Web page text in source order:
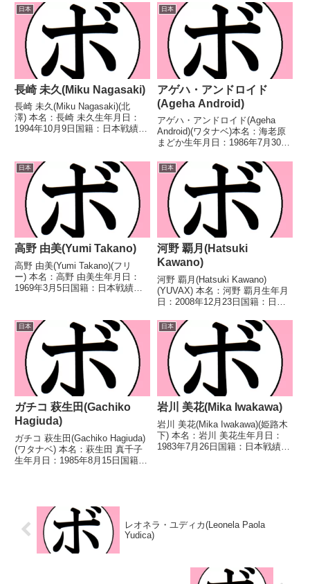
日本
長崎 未久(Miku Nagasaki)
長崎 未久(Miku Nagasaki)(北
澤) 本名：長崎 未久生年月日：
1994年10月9日国籍：日本戦績：
●4RTKO 中野 真由美(中野サイ
トウ)2022/12/...
日本
アゲハ・アンドロイド
(Ageha Android)
アゲハ・アンドロイド(Ageha
Android)(ワタナベ)本名：海老原
まどか生年月日：1986年7月30日
タイトル】なし【戦歴】
2016/12/13 ●4R判定 0-3(35-
40、35-40、35-40...
日本
高野 由美(Yumi Takano)
高野 由美(Yumi Takano)(フリ
ー) 本名：高野 由美生年月日：
1969年3月5日国籍：日本戦績：
○4R判定 3-0(40-36、40-36、40-
36...
日本
河野 覇月(Hatsuki
Kawano)
河野 覇月(Hatsuki Kawano)
(YUVAX) 本名：河野 覇月生年月
日：2008年12月23日国籍：日本
なし 【戦歴】2026/03/21 ○4R
判定 3-0(39-37、40-36、40-36)...
日本
ガチコ 萩生田(Gachiko
Hagiuda)
ガチコ 萩生田(Gachiko Hagiuda)
(ワタナベ) 本名：萩生田 真千子
生年月日：1985年8月15日国籍：
38、37-39、3...
日本
岩川 美花(Mika Iwakawa)
岩川 美花(Mika Iwakawa)(姫路木
下) 本名：岩川 美花生年月日：
1983年7月26日国籍：日本戦績：
レオネラ・ユディカ(Leonela Paola
Yudica)